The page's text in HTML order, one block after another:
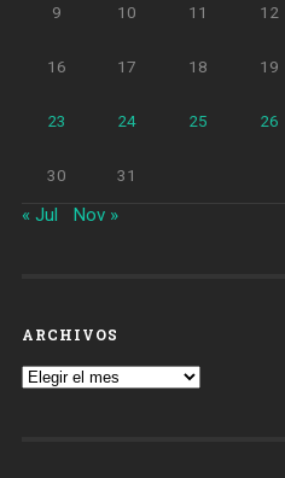
9 10 11 12
16 17 18 19
23 24 25 26
30 31
« Jul Nov »
ARCHIVOS
Archivos